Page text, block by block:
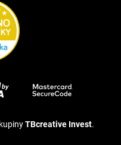
TBcreative Invest.